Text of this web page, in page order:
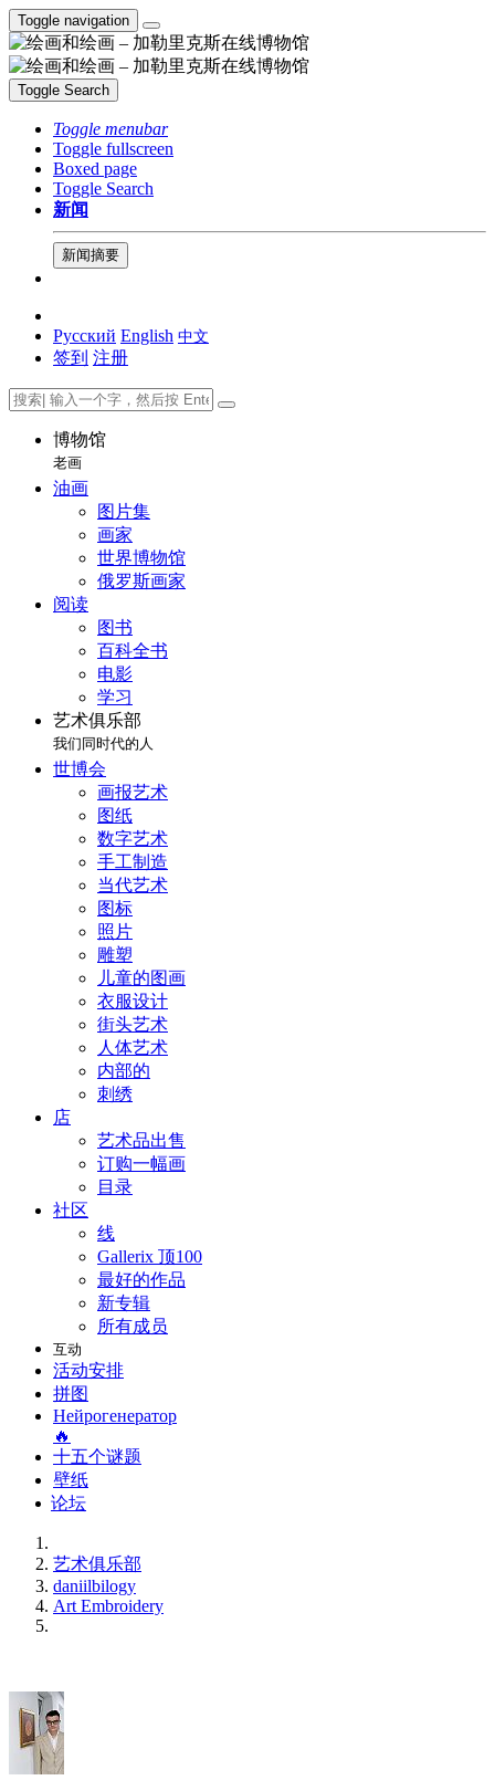
Toggle navigation
Toggle Search
Toggle menubar
Toggle fullscreen
Boxed page
Toggle Search
新闻
新闻摘要
Русский English 中文
签到 注册
博物馆
老画
油画
图片集
画家
世界博物馆
俄罗斯画家
阅读
图书
百科全书
电影
学习
艺术俱乐部
我们同时代的人
世博会
画报艺术
图纸
数字艺术
手工制造
当代艺术
图标
照片
雕塑
儿童的图画
衣服设计
街头艺术
人体艺术
内部的
刺绣
店
艺术品出售
订购一幅画
目录
社区
线
Gallerix 顶100
最好的作品
新专辑
所有成员
互动
活动安排
拼图
Нейрогенератор
🔥
十五个谜题
壁纸
论坛
艺术俱乐部
daniilbilogy
Art Embroidery